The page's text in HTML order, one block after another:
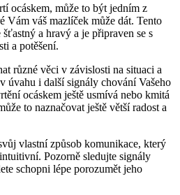
ocáskem, může to být jedním z
Vám váš mazlíček může dát. Tento
šťastný a hravý a je připraven se s
a potěšení.
různé věci v závislosti na situaci a
úvahu i další signály chování Vašeho
ocáskem ještě usmívá nebo kmitá
to naznačovat ještě větší radost a
vlastní způsob komunikace, který
Pozorně sledujte signály
schopni lépe porozumět jeho